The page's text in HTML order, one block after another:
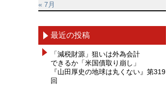
« 7月
最近の投稿
「減税財源」狙いは外為会計
できるか「米国債取り崩し」
『山田厚史の地球は丸くない』第319
回